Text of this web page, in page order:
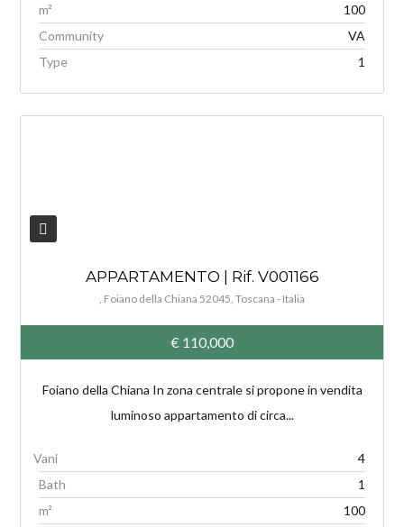
m²
100
Community
VA
Type
1
APPARTAMENTO | Rif. V001166
, Foiano della Chiana 52045, Toscana - Italia
€ 110,000
Foiano della Chiana In zona centrale si propone in vendita
luminoso appartamento di circa...
4
Bath
1
m²
100